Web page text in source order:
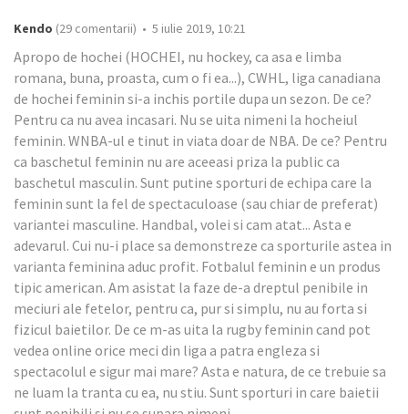
Kendo (29 comentarii) • 5 iulie 2019, 10:21
Apropo de hochei (HOCHEI, nu hockey, ca asa e limba
romana, buna, proasta, cum o fi ea...), CWHL, liga canadiana
de hochei feminin si-a inchis portile dupa un sezon. De ce?
Pentru ca nu avea incasari. Nu se uita nimeni la hocheiul
feminin. WNBA-ul e tinut in viata doar de NBA. De ce? Pentru
ca baschetul feminin nu are aceeasi priza la public ca
baschetul masculin. Sunt putine sporturi de echipa care la
feminin sunt la fel de spectaculoase (sau chiar de preferat)
variantei masculine. Handbal, volei si cam atat... Asta e
adevarul. Cui nu-i place sa demonstreze ca sporturile astea in
varianta feminina aduc profit. Fotbalul feminin e un produs
tipic american. Am asistat la faze de-a dreptul penibile in
meciuri ale fetelor, pentru ca, pur si simplu, nu au forta si
fizicul baietilor. De ce m-as uita la rugby feminin cand pot
vedea online orice meci din liga a patra engleza si
spectacolul e sigur mai mare? Asta e natura, de ce trebuie sa
ne luam la tranta cu ea, nu stiu. Sunt sporturi in care baietii